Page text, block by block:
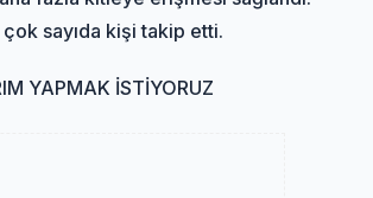
çok sayıda kişi takip etti.
YAPMAK İSTİYORUZ